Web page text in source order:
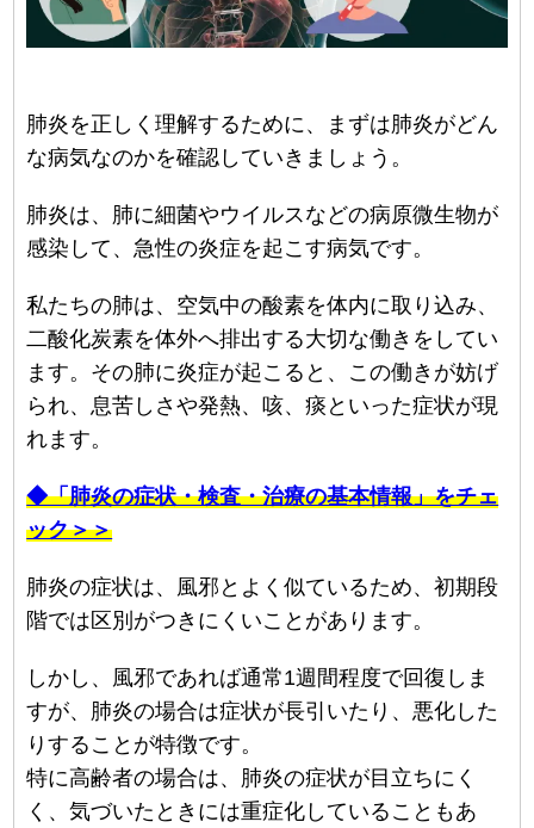
肺炎を正しく理解するために、まずは肺炎がどん
な病気なのかを確認していきましょう。
肺炎は、肺に細菌やウイルスなどの病原微生物が
感染して、急性の炎症を起こす病気です。
私たちの肺は、空気中の酸素を体内に取り込み、
二酸化炭素を体外へ排出する大切な働きをしてい
ます。その肺に炎症が起こると、この働きが妨げ
られ、息苦しさや発熱、咳、痰といった症状が現
れます。
◆「肺炎の症状・検査・治療の基本情報」をチェ
ック＞＞
肺炎の症状は、風邪とよく似ているため、初期段
階では区別がつきにくいことがあります。
しかし、風邪であれば通常1週間程度で回復しま
すが、肺炎の場合は症状が長引いたり、悪化した
りすることが特徴です。
特に高齢者の場合は、肺炎の症状が目立ちにく
く、気づいたときには重症化していることもあ